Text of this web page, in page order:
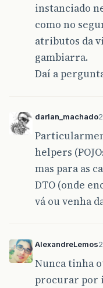
instanciado
como no
atributos da
gambiarra.
Daí a
darlan_machado
helpers
mas para as
DTO (onde
vá ou venha
AlexandreLemos
Nunca tinha
procurar por